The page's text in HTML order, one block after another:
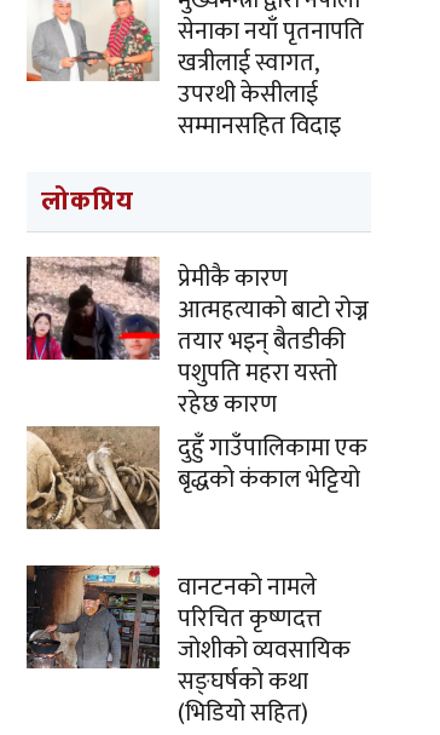
सेनाका नयाँ पृतनापति
खत्रीलाई स्वागत,
उपरथी केसीलाई
सम्मानसहित विदाइ
लोकप्रिय
प्रेमीकै कारण
आत्महत्याको बाटो रोज्न
तयार भइन् बैतडीकी
पशुपति महरा यस्तो
रहेछ कारण
दुहुँ गाउँपालिकामा एक
बृद्धको कंकाल भेट्टियो
वानटनको नामले
परिचित कृष्णदत्त
जोशीको व्यवसायिक
सङ्घर्षको कथा
(भिडियो सहित)